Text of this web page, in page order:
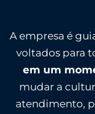
A empresa é
voltados para
em um
mudar a
atendimento,